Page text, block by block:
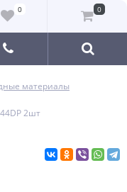
0 0
материалы
2шт